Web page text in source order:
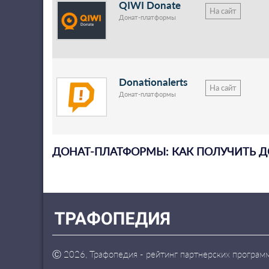
QIWI Donate
Донат-платформы
На сайт
Donationalerts
Донат-платформы
На сайт
ДОНАТ-ПЛАТФОРМЫ: КАК ПОЛУЧИТЬ
Ⓒ 2026, Трафопедия - рейтинг партнерских